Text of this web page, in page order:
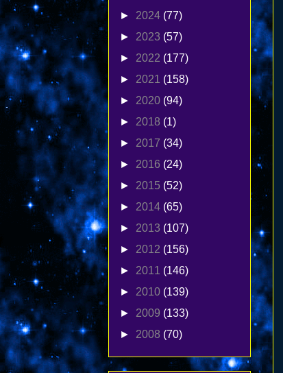
► 2024 (77)
► 2023 (57)
► 2022 (177)
► 2021 (158)
► 2020 (94)
► 2018 (1)
► 2017 (34)
► 2016 (24)
► 2015 (52)
► 2014 (65)
► 2013 (107)
► 2012 (156)
► 2011 (146)
► 2010 (139)
► 2009 (133)
► 2008 (70)